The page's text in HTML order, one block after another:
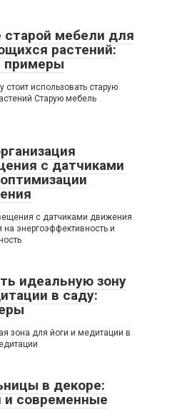
старой мебели для
растений:
примеры
использовать старую
Старую мебель
с датчиками
с датчиками движения
энергоэффективность и
идеальную зону
в саду:
зона для йоги и медитации в
в декоре:
и современные